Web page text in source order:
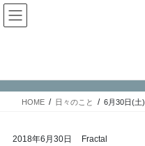
コ
ン
へ
ス
ナ
ビ
ョ
ン
HOME 日々のこと 6月30日(土)
2018年6月30日 Fractal